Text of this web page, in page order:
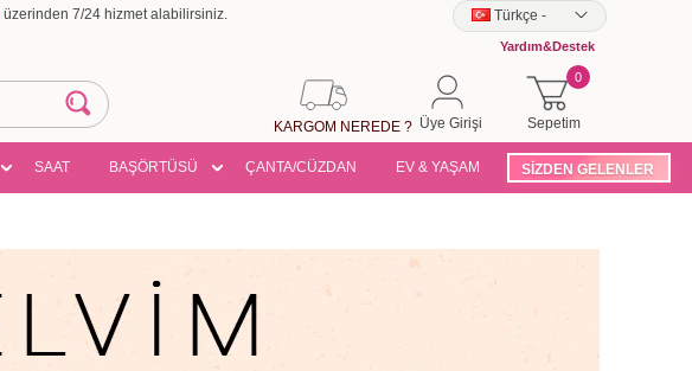
üzerinden 7/24 hizmet alabilirsiniz. Türkçe -
Yardım&Destek
Sepetim
0
Üye Girişi
KARGOM NEREDE ?
SAAT BAŞÖRTÜSÜ ÇANTA/CÜZDAN EV & YAŞAM SİZDEN GELENLER